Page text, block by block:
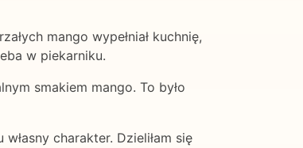
mango wypełniał kuchnię,
w piekarniku.
smakiem mango. To było
charakter. Dzieliłam się